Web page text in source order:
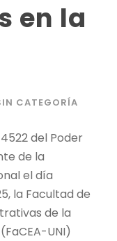
en la
CATEGORÍA
del Poder
de la
el día
la Facultad de
de la
UNI)